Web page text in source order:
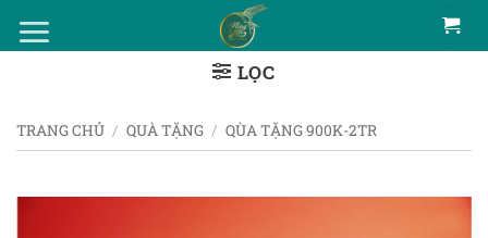
qua
LỌC
TRANG CHỦ / QUÀ TẶNG / QÙA TẶNG 900K-2TR